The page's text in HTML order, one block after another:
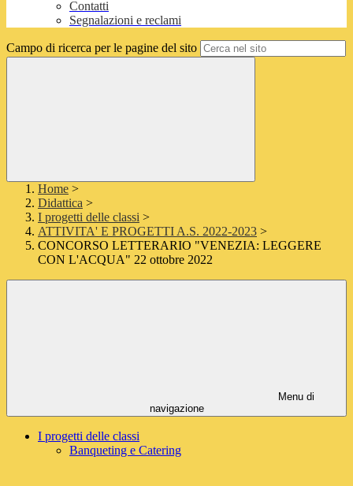
Contatti
Segnalazioni e reclami
Campo di ricerca per le pagine del sito
Home >
Didattica >
I progetti delle classi >
ATTIVITA' E PROGETTI A.S. 2022-2023 >
CONCORSO LETTERARIO "VENEZIA: LEGGERE
CON L'ACQUA" 22 ottobre 2022
Menu di
navigazione
I progetti delle classi
Banqueting e Catering